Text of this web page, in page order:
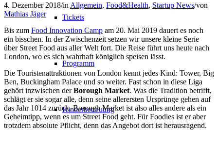
Tickets
Programm
Kinderbetreuung
4. Dezember 2018/in Allgemein, Food&Health, Startup News/von
Mathias Jäger
Bis zum Food Innovation Camp am 20. Mai 2019 dauert es noch
ein bisschen. In der Zwischenzeit setzen wir unsere kleine Serie
über Street Food aus aller Welt fort. Die Reise führt uns heute nach
London, wo es sich wahrhaft königlich speisen lässt.
Die Touristenattraktionen von London kennt jedes Kind: Tower, Big
Ben, Buckingham Palace und so weiter. Fast schon in diese Liga
gehört inzwischen derBorough Market. Was die Tradition betrifft,
schlägt er sie sogar alle, denn seine allerersten Ursprünge gehen auf
das Jahr 1014 zurück. Borough Market ist also alles andere als ein
Geheimtipp, wenn es um Street Food geht. Für Foodies ist er aber
trotzdem absolute Pflicht, denn das Angebot dort ist herausragend.